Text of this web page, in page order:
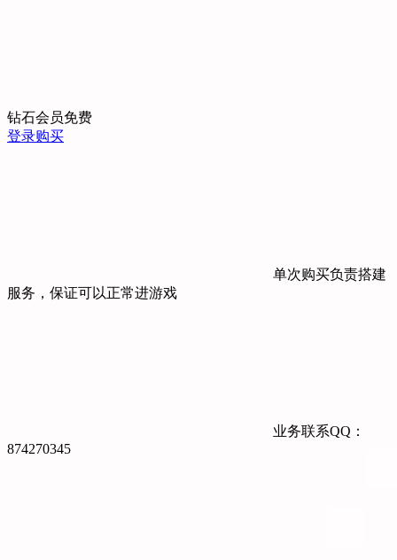
钻石会员免费
登录购买
单次购买负责搭建
服务，保证可以正常进游戏
业务联系QQ：
874270345